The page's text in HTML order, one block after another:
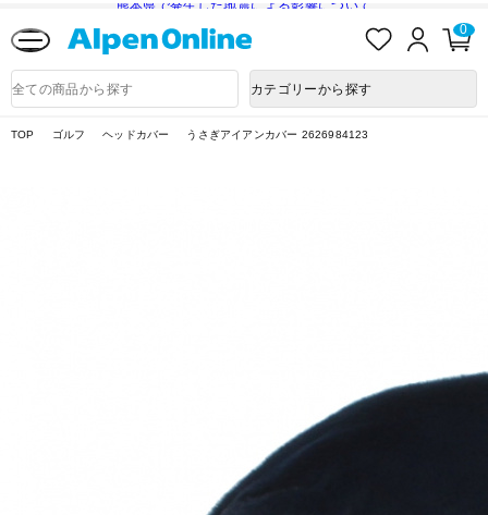
熊本県で発生した地震による影響について
入
ロ
ン
0
品
検
カテゴリーから探す
TOP ゴルフ ヘッドカバー うさぎアイアンカバー 2626984123